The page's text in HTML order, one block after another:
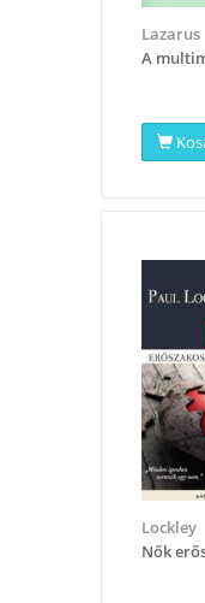
Lazarus
A
Lockley
Nők